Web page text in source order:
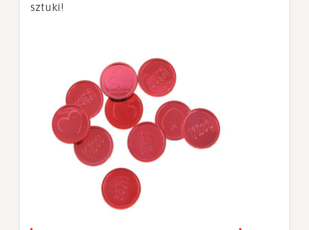
sztuki!